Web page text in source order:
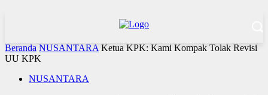
Beranda NUSANTARA Ketua KPK: Kami Kompak Tolak Revisi
UU KPK
NUSANTARA